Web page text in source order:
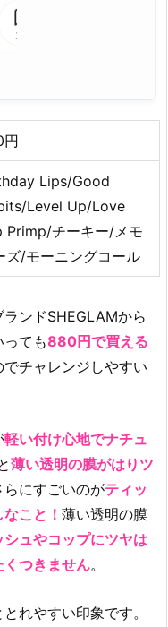
円
Lips/Good
Level Up/Love
Primp/チーキー/メモ
ズ/モーニングコール
ンドSHEGLAMから
ても880円で買える
でチャレンジしやすい
軽い付け心地でナチュ
薄い透明の膜がはりツ
にすごいのがティッ
こと！ 薄い透明の膜
シュやコップにツヤは
つきません。
れやすい印象です。